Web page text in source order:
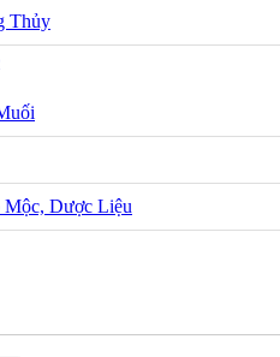
Thủy
Mộc, Dược Liệu